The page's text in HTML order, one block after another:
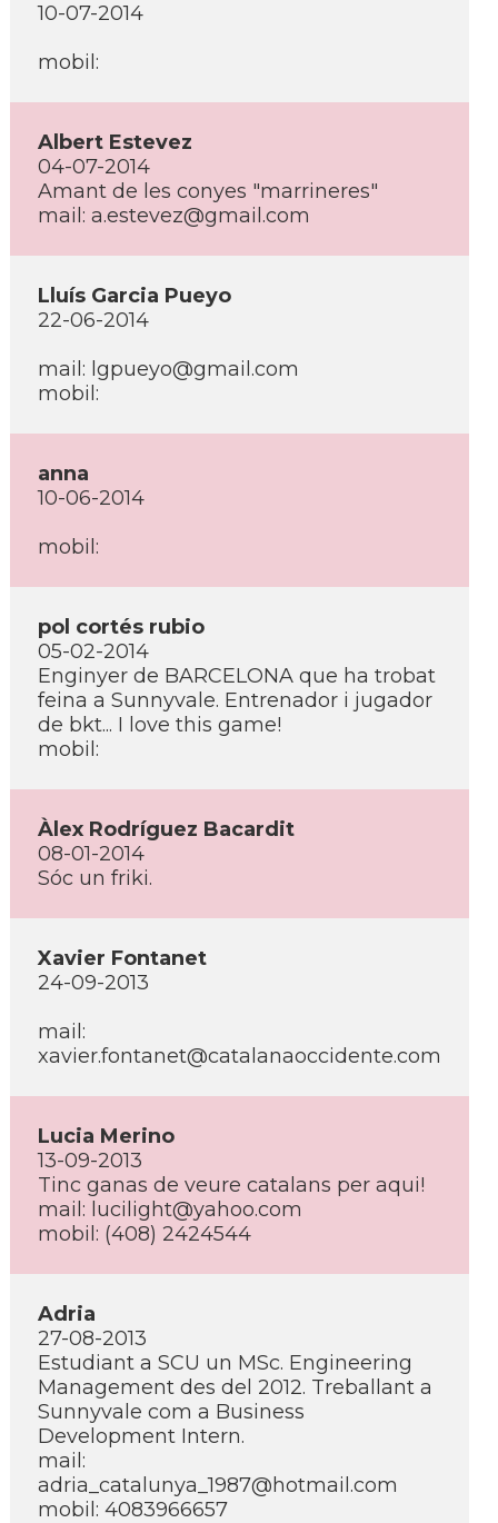
10-07-2014
mobil:
Albert Estevez
04-07-2014
Amant de les conyes "marrineres"
mail: a.estevez@gmail.com
Lluí­s Garcia Pueyo
22-06-2014
mail: lgpueyo@gmail.com
mobil:
anna
10-06-2014
mobil:
pol cortés rubio
05-02-2014
Enginyer de BARCELONA que ha trobat
feina a Sunnyvale. Entrenador i jugador
de bkt... I love this game!
mobil:
Àlex Rodrí­guez Bacardit
08-01-2014
Sóc un friki.
Xavier Fontanet
24-09-2013
mail:
xavier.fontanet@catalanaoccidente.com
Lucia Merino
13-09-2013
Tinc ganas de veure catalans per aqui!
mail: lucilight@yahoo.com
mobil: (408) 2424544
Adria
27-08-2013
Estudiant a SCU un MSc. Engineering
Management des del 2012. Treballant a
Sunnyvale com a Business
Development Intern.
mail:
adria_catalunya_1987@hotmail.com
mobil: 4083966657